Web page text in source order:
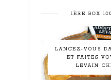
1ÈRE BOX
LANCEZ-VOUS
ET FAITES
LEVAIN